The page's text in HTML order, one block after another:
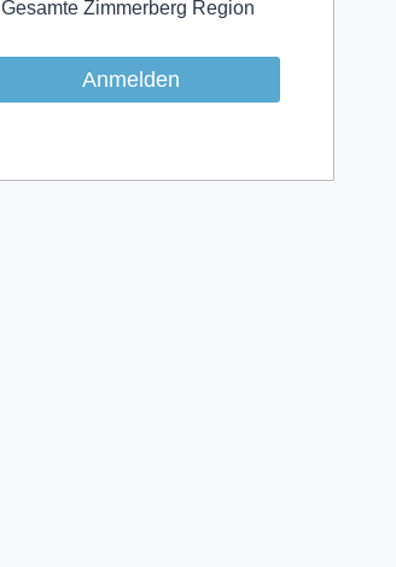
Gesamte Zimmerberg Region